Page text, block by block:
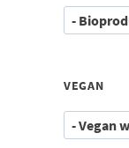
VEGAN